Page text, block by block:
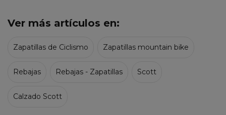
Ver más artículos en:
Zapatillas de Ciclismo Zapatillas mountain bike
Rebajas Rebajas - Zapatillas Scott
Calzado Scott